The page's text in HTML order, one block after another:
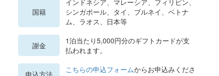
国籍
インドネシア、マレーシア、フィリピン、
シンガポール、タイ、ブルネイ、ベトナ
ム、ラオス、日本等
謝金
1泊当たり5,000円分のギフトカードが支
払われます。
申込方法 こちらの申込フォームからお申込みくださ